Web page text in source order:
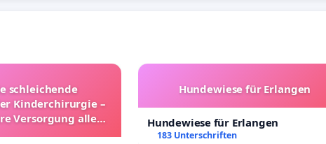
schleichende
Kinderchirurgie –
Versorgung aller
Hundewiese für Erlangen
Hundewiese für Erlangen
183 Unterschriften